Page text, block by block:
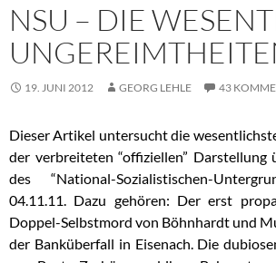
NSU – DIE
19. JUNI 2012 GEORG LEHLE 43
Dieser Artikel untersucht die
der verbreiteten “offiziellen” Darstellung
des “National-Sozialistischen-
04.11.11. Dazu gehören: Der erst
Doppel-Selbstmord von Böhnhardt und
der Banküberfall in Eisenach. Die